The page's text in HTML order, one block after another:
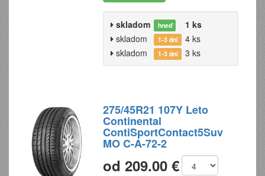
skladom hneď
1 ks
skladom
1-3 dni
4 ks
skladom
1-3 dni 3 ks
275/45R21 107Y Leto
Continental
ContiSportContact5Suv
MO C-A-72-2
od 209.00 €